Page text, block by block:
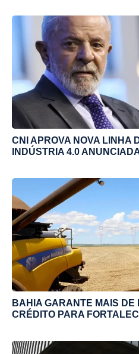
CNI APROVA NOVA LINHA
INDÚSTRIA 4.0
BAHIA GARANTE MAIS DE
CRÉDITO PARA